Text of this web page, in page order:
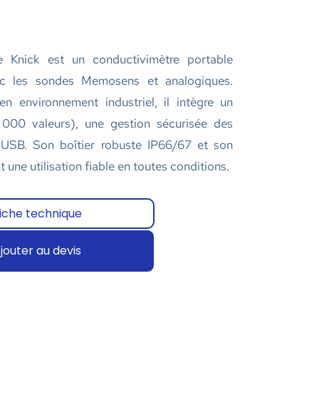
est un conductivimètre portable
les sondes Memosens et analogiques.
environnement industriel, il intègre un
valeurs), une gestion sécurisée des
Son boîtier robuste IP66/67 et son
une utilisation fiable en toutes conditions.
technique
au devis